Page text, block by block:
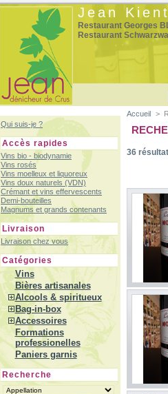
Jean
Restaurant Georges
Restaurant
Qui suis-je ?
Accès rapides
Vins bio - biodynamie
Vins rosés
Vins moelleux et liquoreux
Vins doux naturels (VDN)
Crémant et vins effervescents
Demi-bouteilles
Magnums et grands contenants
Livraison
Livraison chez vous
Catégories
Vins
Bières artisanales
Alcools & spiritueux
Bag-in-box
Accessoires
Formations
professionelles
Paniers garnis
Recherche
Accueil >
36